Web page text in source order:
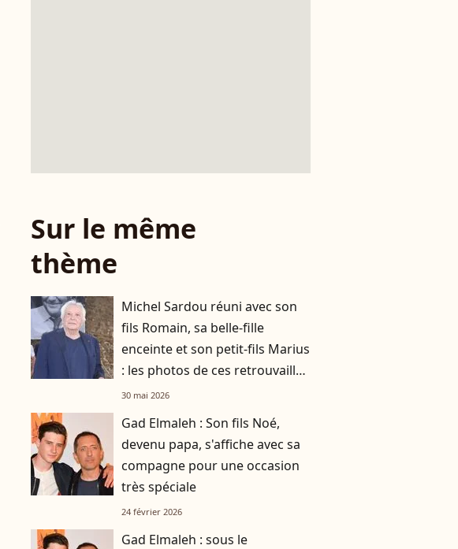
Sur le même
thème
Michel Sardou réuni avec son
fils Romain, sa belle-fille
enceinte et son petit-fils Marius
: les photos de ces retrouvailles
familiales à Bormes-les-
30 mai 2026
Gad Elmaleh : Son fils Noé,
devenu papa, s'affiche avec sa
compagne pour une occasion
très spéciale
24 février 2026
Gad Elmaleh : sous le